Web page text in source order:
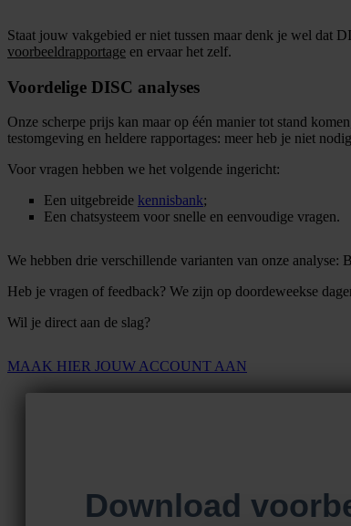
Staat jouw vakgebied er niet tussen maar denk je wel dat
voorbeeldrapportage en ervaar het zelf.
Voordelige DISC analyses
Onze scherpe prijs kan maar op één manier tot stand
testomgeving en heldere rapportages: meer heb je niet
Voor vragen hebben we het volgende ingericht:
Een uitgebreide kennisbank;
Een chatsysteem voor snelle en eenvoudige vragen.
We hebben drie verschillende varianten van onze analyse:
Heb je vragen of feedback? We zijn op doordeweekse
Wil je direct aan de slag?
MAAK HIER JOUW ACCOUNT AAN
Download